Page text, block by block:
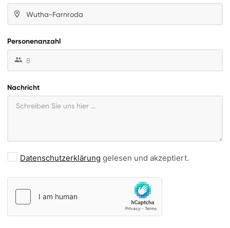
Personenanzahl
Nachricht
Datenschutzerklärung gelesen und akzeptiert.